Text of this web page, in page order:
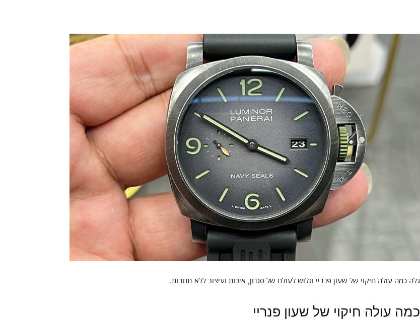
גלה כמה עולה חיקוי של שעון פנריי וגלוש לעולם של סגנון, איכות ועיצוב ללא תחרות.
כמה עולה חיקוי של שעון פנריי